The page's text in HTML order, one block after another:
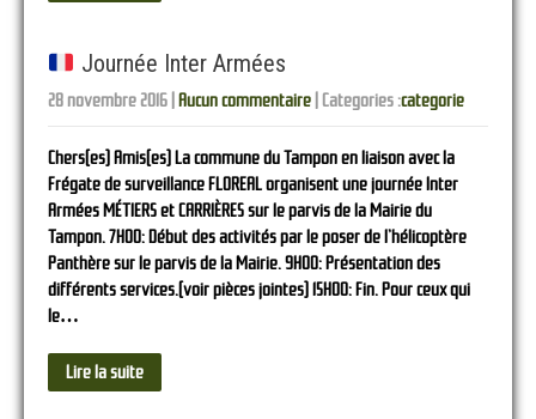
Journée Inter Armées
28 novembre 2016 Aucun commentaire | Categories :categorie
Chers(es) Amis(es) La commune du Tampon en liaison avec la
Frégate de surveillance FLOREAL organisent une journée Inter
Armées MÉTIERS et CARRIÈRES sur le parvis de la Mairie du
Tampon. 7H00: Début des activités par le poser de l’hélicoptère
Panthère sur le parvis de la Mairie. 9H00: Présentation des
différents services.(voir pièces jointes) 15H00: Fin. Pour ceux qui
le…
Lire la suite